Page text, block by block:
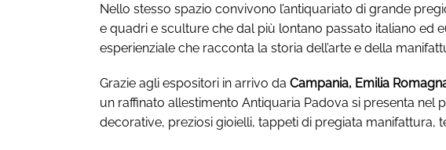
Nello stesso spazio convivono l’antiquariato di grande
e quadri e sculture che dal più lontano passato italiano
esperienziale che racconta la storia dell’arte e della
Grazie agli espositori in arrivo da Campania, Emilia
un raffinato allestimento Antiquaria Padova si presenta nel
decorative, preziosi gioielli, tappeti di pregiata manifattura,